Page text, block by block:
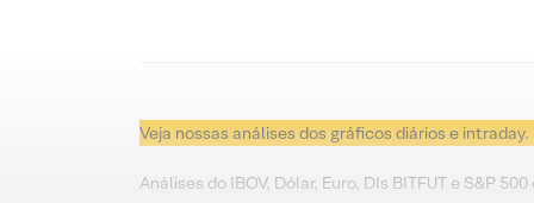
Veja nossas análises dos gráficos diários e intraday.
Análises do IBOV, Dólar, Euro, DIs BITFUT e S&P